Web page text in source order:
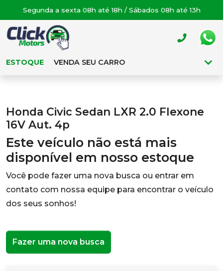
Segunda a sexta 08h até 18h / Sábados 08h até 13h
ESTOQUE VENDA SEU CARRO
Honda Civic Sedan LXR 2.0 Flexone
16V Aut. 4p
Este veículo não está mais
disponível em nosso estoque
Você pode fazer uma nova busca ou entrar em
contato com nossa equipe para encontrar o veículo
dos seus sonhos!
Fazer uma nova busca